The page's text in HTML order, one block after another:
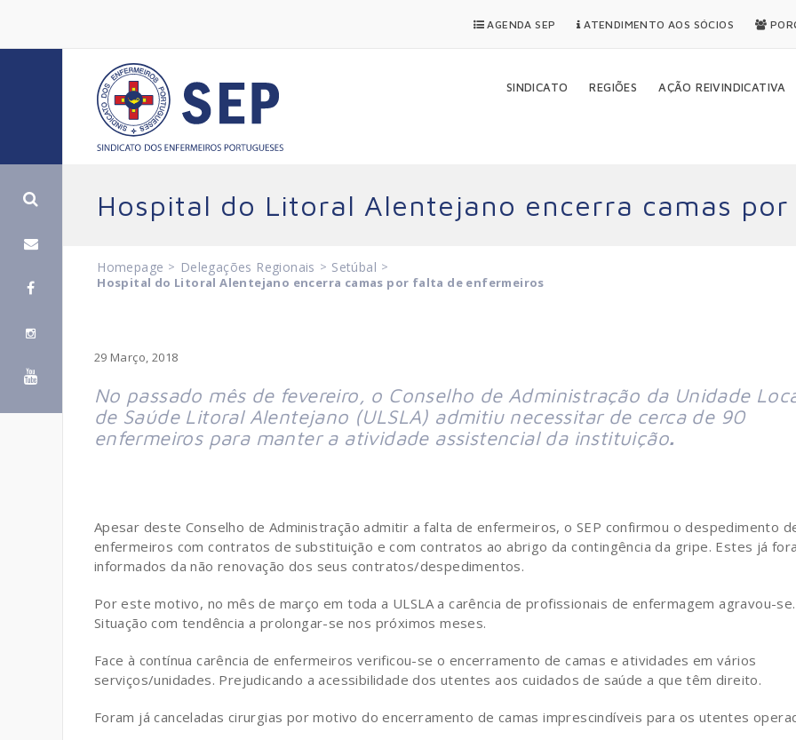
AGENDA SEP ATENDIMENTO AOS SÓCIOS
SINDICATO REGIÕES AÇÃO REIVINDICATIVA
Hospital do Litoral Alentejano encerra camas
Homepage > Delegações Regionais > Setúbal >
Hospital do Litoral Alentejano encerra camas por falta de enfermeiros
29 Março, 2018
No passado mês de fevereiro, o Conselho de Administração da Unidade
de Saúde Litoral Alentejano (ULSLA) admitiu necessitar de cerca de 90
enfermeiros para manter a atividade assistencial da instituição.
Apesar deste Conselho de Administração admitir a falta de enfermeiros, o SEP confirmou o despedimento
enfermeiros com contratos de substituição e com contratos ao abrigo da contingência da gripe. Estes já
informados da não renovação dos seus contratos/despedimentos.
Por este motivo, no mês de março em toda a ULSLA a carência de profissionais de enfermagem agravou-se.
Situação com tendência a prolongar-se nos próximos meses.
Face à contínua carência de enfermeiros verificou-se o encerramento de camas e atividades em vários
serviços/unidades. Prejudicando a acessibilidade dos utentes aos cuidados de saúde a que têm direito.
Foram já canceladas cirurgias por motivo do encerramento de camas imprescindíveis para os utentes